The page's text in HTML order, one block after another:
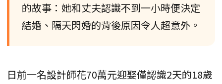
的故事：她和丈夫認識不到一小時便決定
結婚、隔天閃婚的背後原因令人超意外。
日前一名設計師花70萬元迎娶僅認識2天的18歲